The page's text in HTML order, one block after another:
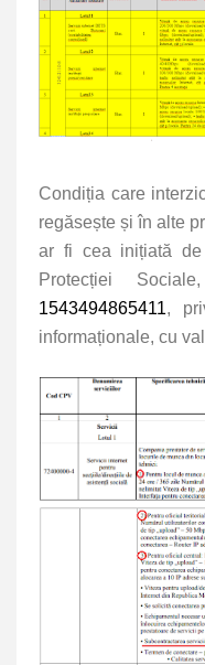
Condiția care
regăsește și în alte
ar fi cea inițiată de
Protecției
1543494865411,
informaționale, cu